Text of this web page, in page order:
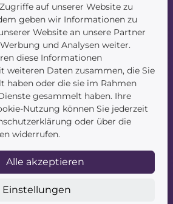
auf unserer Website zu
geben wir Informationen zu
Website an unsere Partner
und Analysen weiter.
diese Informationen
weiteren Daten zusammen, die Sie
haben oder die sie im Rahmen
gesammelt haben. Ihre
Nutzung können Sie jederzeit
oder über die
widerrufen.
Alle akzeptieren
Einstellungen